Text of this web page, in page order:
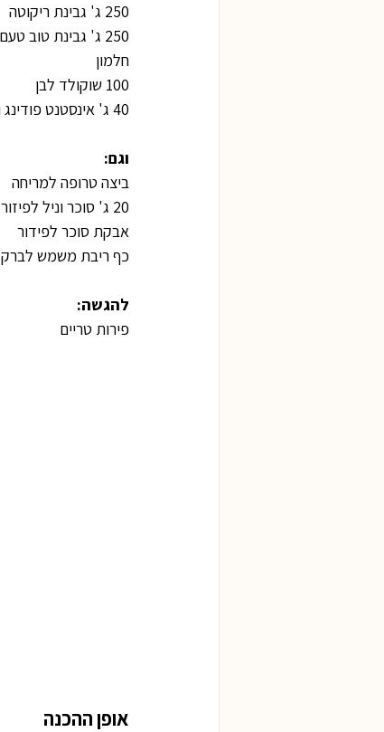
250 ג' גבינת ריקוטה
250 ג' גבינת טוב טעם/טבורוג/כנען
חלמון
100 שוקולד לבן
40 ג' אינסטנט פודינג וניל (4 כפות)
וגם:
ביצה טרופה למריחה
20 ג' סוכר וניל לפיזור
אבקת סוכר לפידור
כף ריבת משמש לברק
להגשה:
פירות טריים
אופן ההכנה